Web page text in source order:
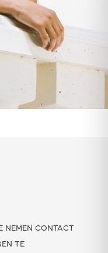
nemen contact
te